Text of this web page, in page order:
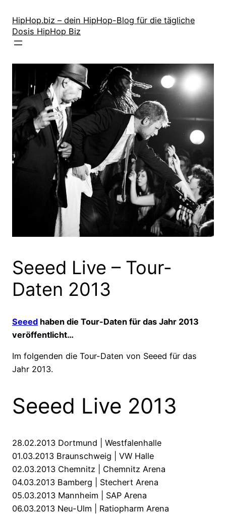
Inhalt
springen
HipHop.biz – dein HipHop-Blog für die tägliche
Dosis HipHop Biz
Seeed Live – Tour-
Daten 2013
Seeed haben die Tour-Daten für das Jahr 2013
veröffentlicht…
Im folgenden die Tour-Daten von Seeed für das
Jahr 2013.
Seeed Live 2013
28.02.2013 Dortmund | Westfalenhalle
01.03.2013 Braunschweig | VW Halle
02.03.2013 Chemnitz | Chemnitz Arena
04.03.2013 Bamberg | Stechert Arena
05.03.2013 Mannheim | SAP Arena
06.03.2013 Neu-Ulm | Ratiopharm Arena